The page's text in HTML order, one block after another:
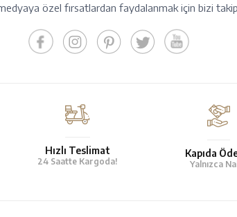
özel fırsatlardan faydalanmak için bizi
Hızlı Teslimat
24 Saatte Kargoda!
Kapıda
Yalnızca